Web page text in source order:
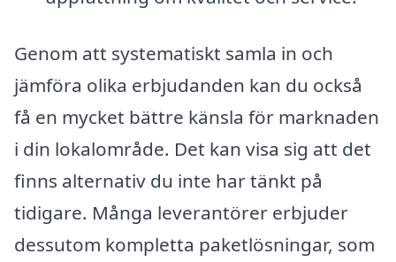
Genom att systematiskt samla in och
jämföra olika erbjudanden kan du också
få en mycket bättre känsla för marknaden
i din lokalområde. Det kan visa sig att det
finns alternativ du inte har tänkt på
tidigare. Många leverantörer erbjuder
dessutom kompletta paketlösningar, som